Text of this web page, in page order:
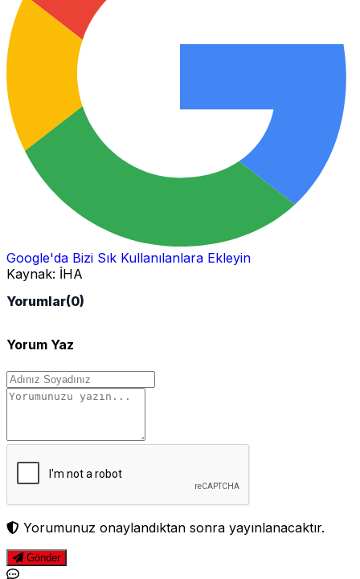
Google'da Bizi Sık Kullanılanlara Ekleyin
Kaynak: İHA
Yorumlar(0)
Yorum Yaz
Yorumunuz onaylandıktan sonra yayınlanacaktır.
Gönder